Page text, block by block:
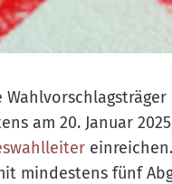
am 20. Januar
mindestens fünf